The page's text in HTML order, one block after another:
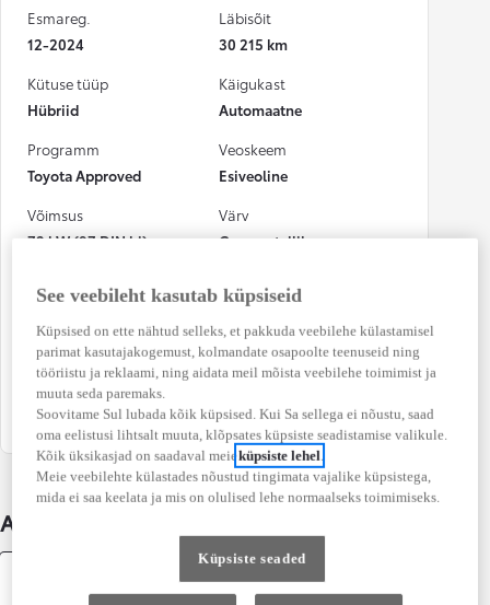
Esmareg.
12-2024
Läbisõit
30 215 km
Kütuse tüüp
Hübriid
Käigukast
Automaatne
Programm
Toyota Approved
Veoskeem
Esiveoline
Võimsus
72 kW (97 DIN hj)
Värv
Gray metallik
672FHT
(kombineeritud)
114 g/km
Kütusekulu
(kombineeritud)
5,0 l / 100 km
Osalenud
Jah
Auto üksikasjad
See veebileht kasutab küpsiseid
Küpsised on ette nähtud selleks, et pakkuda veebilehe külastamisel
parimat kasutajakogemust, kolmandate osapoolte teenuseid ning
tööriistu ja reklaami, ning aidata meil mõista veebilehe toimimist ja
muuta seda paremaks.
Soovitame Sul lubada kõik küpsised. Kui Sa sellega ei nõustu, saad
oma eelistusi lihtsalt muuta, klõpsates küpsiste seadistamise valikule.
Kõik üksikasjad on saadaval meieküpsiste lehel
Meie veebilehte külastades nõustud tingimata vajalike küpsistega,
mida ei saa keelata ja mis on olulised lehe normaalseks toimimiseks.
Küpsiste seaded